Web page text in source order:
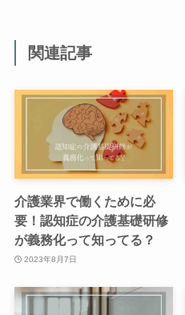
関連記事
介護業界で働くために必
要！認知症の介護基礎研修
が義務化って知ってる？
2023年8月7日